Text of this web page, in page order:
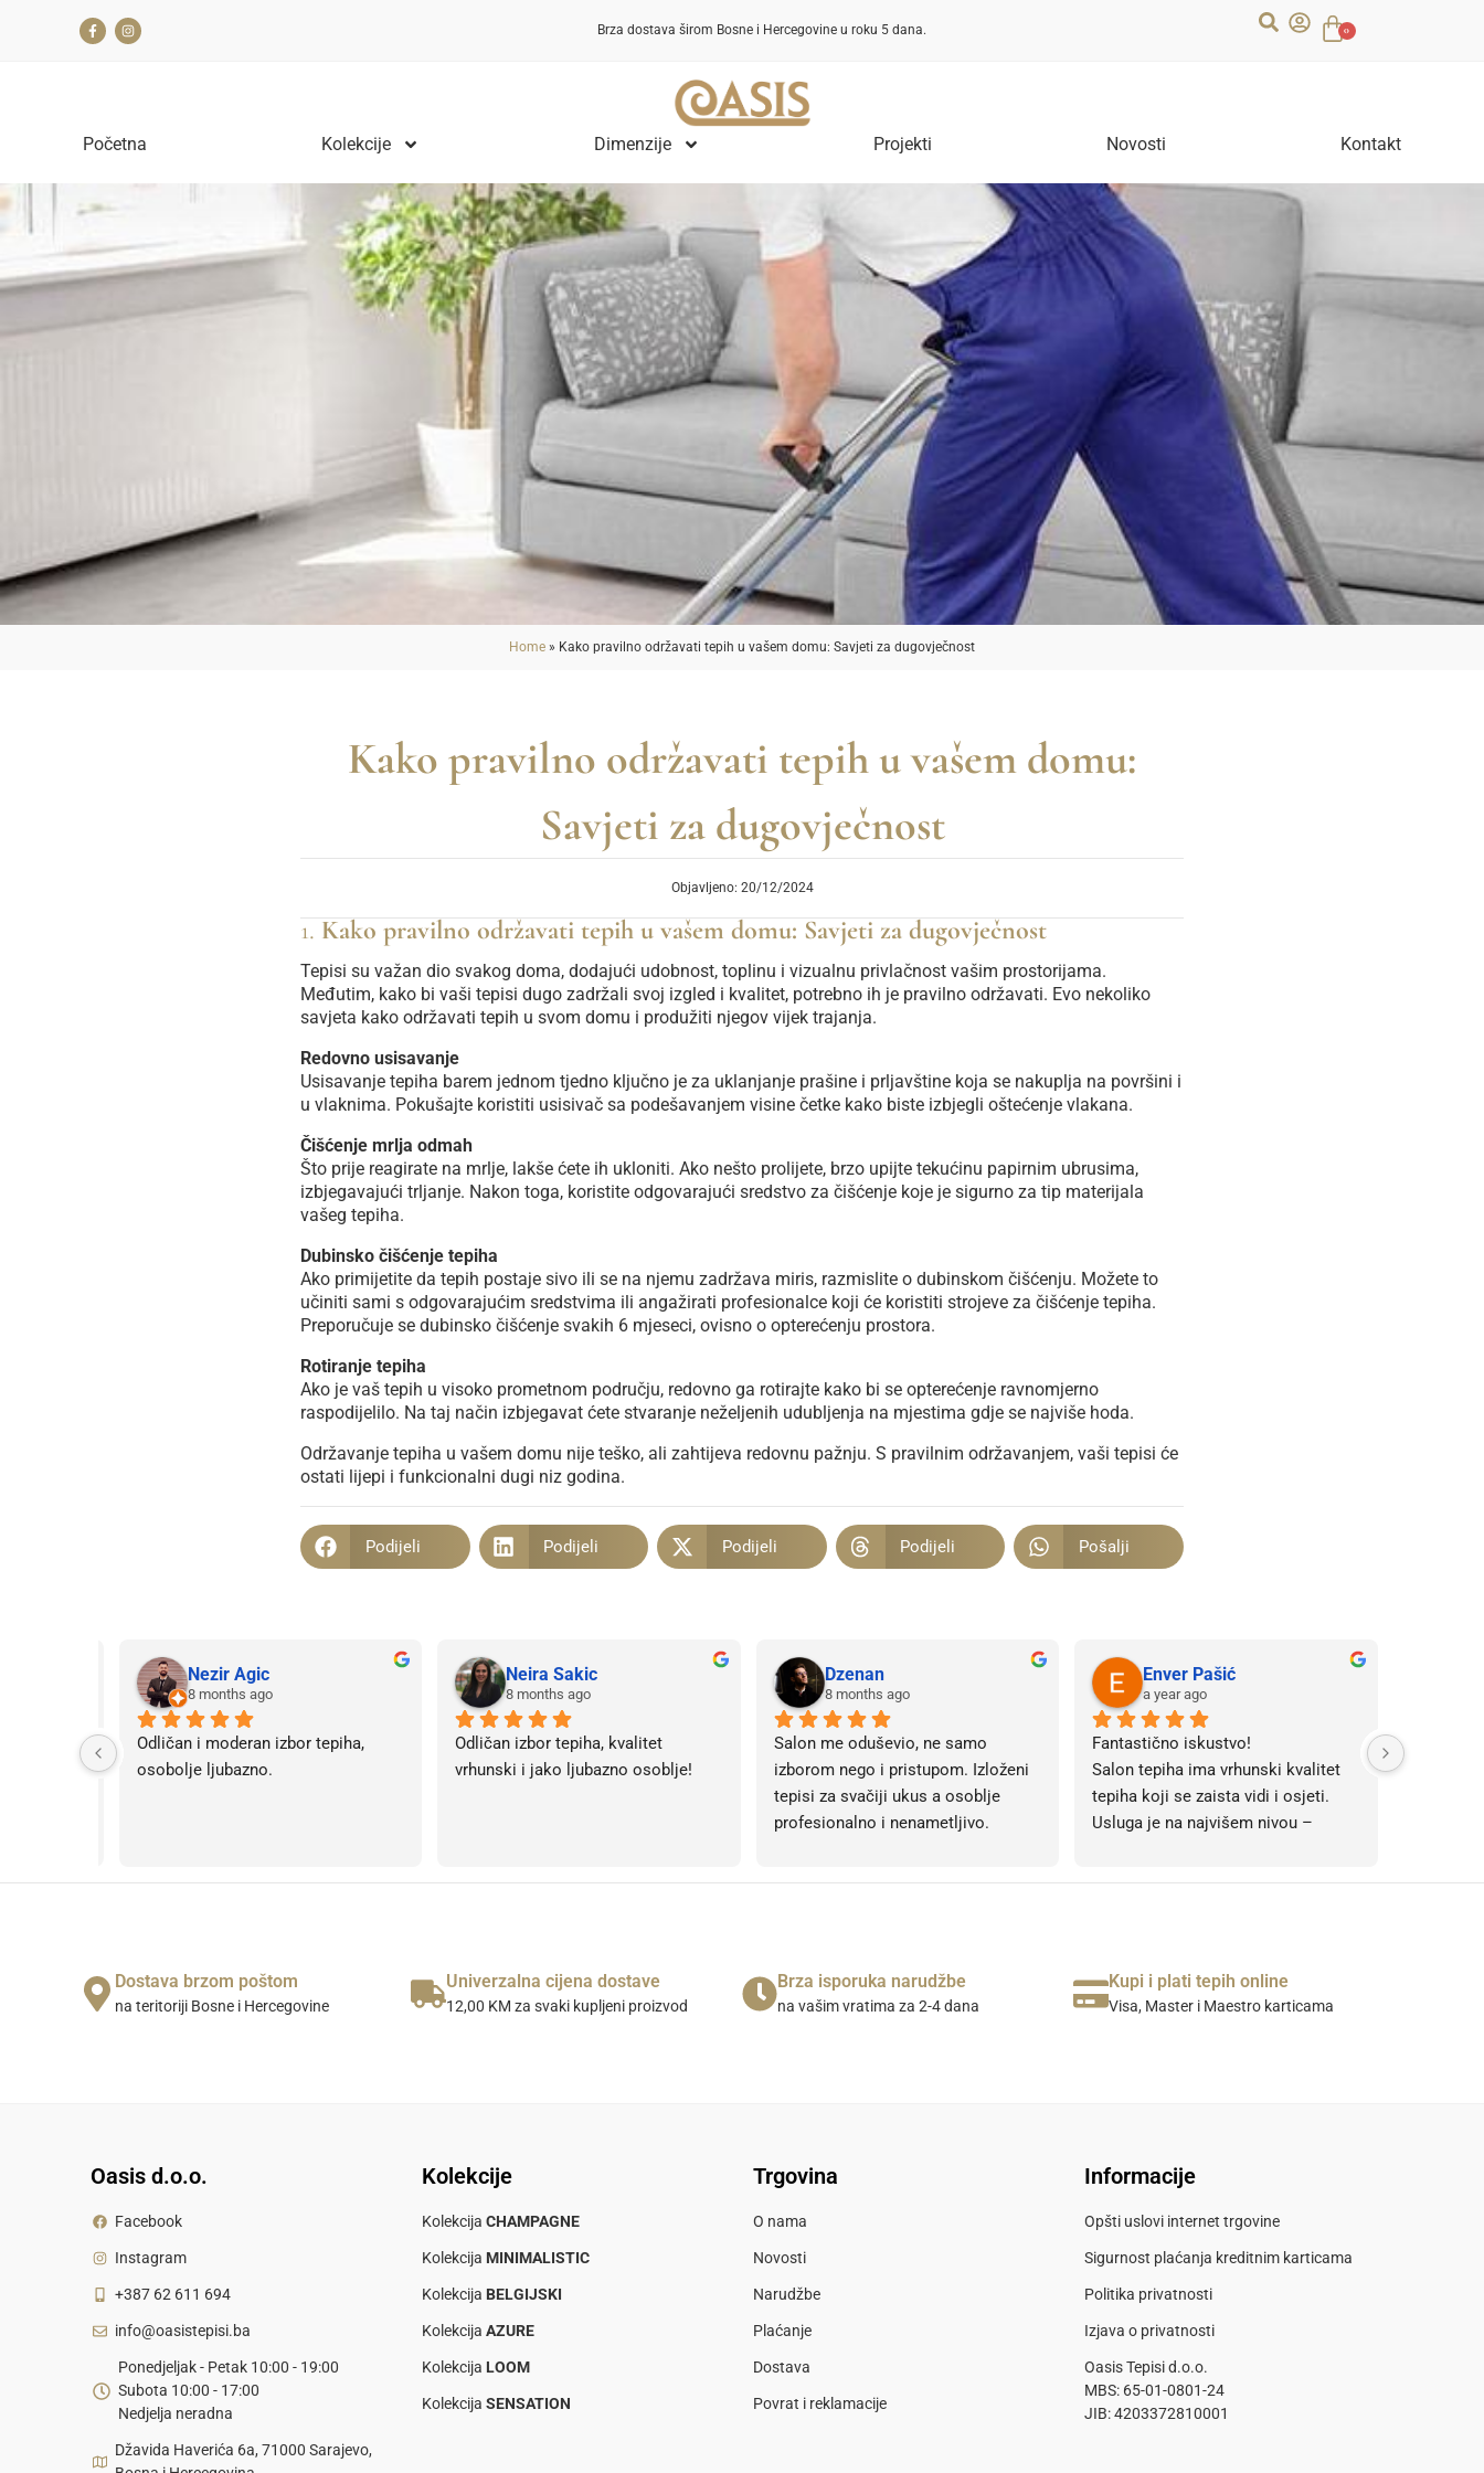
Brza dostava širom Bosne i Hercegovine u roku 5 dana. 0
Početna Kolekcije Dimenzije Projekti Novosti Kontakt
Home » Kako pravilno održavati tepih u vašem domu: Savjeti za dugovječnost
Kako pravilno održavati tepih u vašem domu:
Savjeti za dugovječnost
Objavljeno: 20/12/2024
1. Kako pravilno održavati tepih u vašem domu: Savjeti za dugovječnost
Tepisi su važan dio svakog doma, dodajući udobnost, toplinu i vizualnu privlačnost vašim prostorijama.
Međutim, kako bi vaši tepisi dugo zadržali svoj izgled i kvalitet, potrebno ih je pravilno održavati. Evo nekoliko
savjeta kako održavati tepih u svom domu i produžiti njegov vijek trajanja.
Redovno usisavanje
Usisavanje tepiha barem jednom tjedno ključno je za uklanjanje prašine i prljavštine koja se nakuplja na površini i
u vlaknima. Pokušajte koristiti usisivač sa podešavanjem visine četke kako biste izbjegli oštećenje vlakana.
Čišćenje mrlja odmah
Što prije reagirate na mrlje, lakše ćete ih ukloniti. Ako nešto prolijete, brzo upijte tekućinu papirnim ubrusima,
izbjegavajući trljanje. Nakon toga, koristite odgovarajući sredstvo za čišćenje koje je sigurno za tip materijala
vašeg tepiha.
Dubinsko čišćenje tepiha
Ako primijetite da tepih postaje sivo ili se na njemu zadržava miris, razmislite o dubinskom čišćenju. Možete to
učiniti sami s odgovarajućim sredstvima ili angažirati profesionalce koji će koristiti strojeve za čišćenje tepiha.
Preporučuje se dubinsko čišćenje svakih 6 mjeseci, ovisno o opterećenju prostora.
Rotiranje tepiha
Ako je vaš tepih u visoko prometnom području, redovno ga rotirajte kako bi se opterećenje ravnomjerno
raspodijelilo. Na taj način izbjegavat ćete stvaranje neželjenih udubljenja na mjestima gdje se najviše hoda.
Održavanje tepiha u vašem domu nije teško, ali zahtijeva redovnu pažnju. S pravilnim održavanjem, vaši tepisi će
ostati lijepi i funkcionalni dugi niz godina.
Podijeli Podijeli Podijeli Podijeli Pošalji
Nezir Agic
8 months ago
Odličan i moderan izbor tepiha,
osobolje ljubazno.
Neira Sakic
8 months ago
Odličan izbor tepiha, kvalitet
vrhunski i jako ljubazno osoblje!
Dzenan
8 months ago
Salon me oduševio, ne samo
izborom nego i pristupom. Izloženi
tepisi za svačiji ukus a osoblje
profesionalno i nenametljivo.
Enver Pašić
a year ago
Fantastično iskustvo!
Salon tepiha ima vrhunski kvalitet
tepiha koji se zaista vidi i osjeti.
Usluga je na najvišem nivou –
zadovoljstvo, preporučujem svima
koji traže kvalitet i dobru uslugu na
Dostava brzom poštom
na teritoriji Bosne i Hercegovine
Univerzalna cijena dostave
12,00 KM za svaki kupljeni proizvod
Brza isporuka narudžbe
na vašim vratima za 2-4 dana
Kupi i plati tepih online
Visa, Master i Maestro karticama
Oasis d.o.o.
Facebook
Instagram
+387 62 611 694
info@oasistepisi.ba
Ponedjeljak - Petak 10:00 - 19:00
Subota 10:00 - 17:00
Nedjelja neradna
Džavida Haverića 6a, 71000 Sarajevo,
Kolekcije
Kolekcija CHAMPAGNE
Kolekcija MINIMALISTIC
Kolekcija BELGIJSKI
Kolekcija AZURE
Kolekcija LOOM
Kolekcija SENSATION
Trgovina
O nama
Novosti
Narudžbe
Plaćanje
Dostava
Povrat i reklamacije
Informacije
Opšti uslovi internet trgovine
Sigurnost plaćanja kreditnim karticama
Politika privatnosti
Izjava o privatnosti
Oasis Tepisi d.o.o.
MBS: 65-01-0801-24
JIB: 4203372810001